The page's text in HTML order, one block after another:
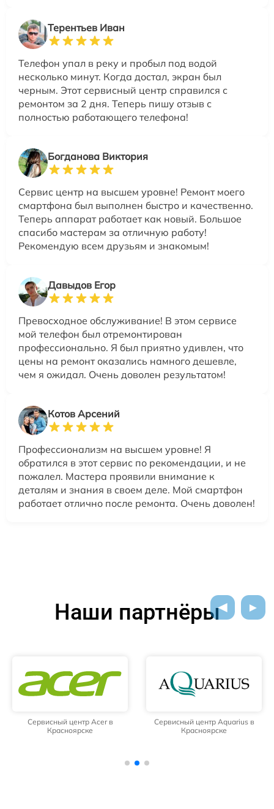
Терентьев Иван
Телефон упал в реку и пробыл под водой
несколько минут. Когда достал, экран был
черным. Этот сервисный центр справился с
ремонтом за 2 дня. Теперь пишу отзыв с
полностью работающего телефона!
Богданова Виктория
Сервис центр на высшем уровне! Ремонт моего
смартфона был выполнен быстро и качественно.
Теперь аппарат работает как новый. Большое
спасибо мастерам за отличную работу!
Рекомендую всем друзьям и знакомым!
Давыдов Егор
Превосходное обслуживание! В этом сервисе
мой телефон был отремонтирован
профессионально. Я был приятно удивлен, что
цены на ремонт оказались намного дешевле,
чем я ожидал. Очень доволен результатом!
Котов Арсений
Профессионализм на высшем уровне! Я
обратился в этот сервис по рекомендации, и не
пожалел. Мастера проявили внимание к
деталям и знания в своем деле. Мой смартфон
работает отлично после ремонта. Очень доволен!
Наши партнёры
Сервисный центр Acer в
Красноярске
Сервисный центр Aquarius в
Красноярске